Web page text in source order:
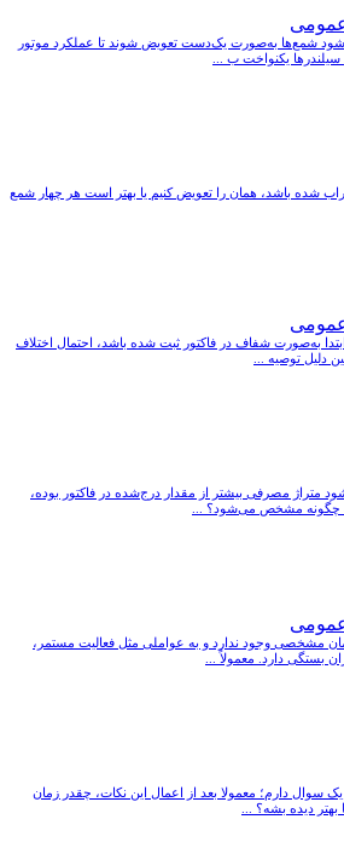
شمع‌ها به‌صورت یک‌دست تعویض شوند تا عملکرد موتور
یکنواخت ب ...
شده باشد، همان را تعویض کنیم یا بهتر است هر چهار شمع
به‌صورت شفاف در فاکتور ثبت شده باشد، احتمال اختلاف
دلیل توصیه ...
متراژ مصرفی بیشتر از مقدار درج‌شده در فاکتور بوده،
چگونه مشخص می‌شود؟ ...
مشخصی وجود ندارد و به عواملی مثل فعالیت مستمر،
بستگی دارد. معمولاً ...
سوال دارم؛ معمولا بعد از اعمال این نکات، چقدر زمان
بهتر دیده بشه؟ ...